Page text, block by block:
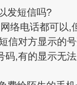
发短信吗?
络电话都可以,
信对方显示的
码,有的显示无法